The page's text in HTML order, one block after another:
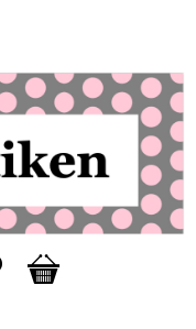
Favorites
Basket